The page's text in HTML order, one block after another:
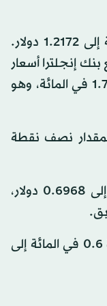
وزاد الجنيه الإسترليني 0.2 في المائة إلى 1.2172 دولار.
إنجلترا أسعار
الفائدة بمقدار 50 نقطة أساس إلى 1.75 في المائة، وهو
بمقدار نصف نقطة
وزاد الدولار الأسترالي 0.2 في المائة إلى 0.6968 دولار،
وزادت عملة بيتكوين المشفرة بنسبة 0.6 في المائة إلى